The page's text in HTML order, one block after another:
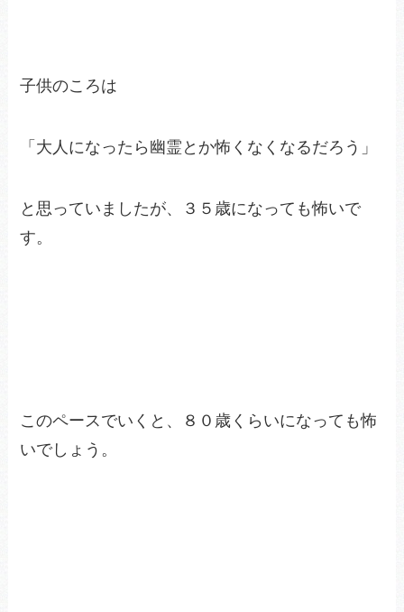
子供のころは
「大人になったら幽霊とか怖くなくなるだろう」
と思っていましたが、３５歳になっても怖いで
す。
このペースでいくと、８０歳くらいになっても怖
いでしょう。